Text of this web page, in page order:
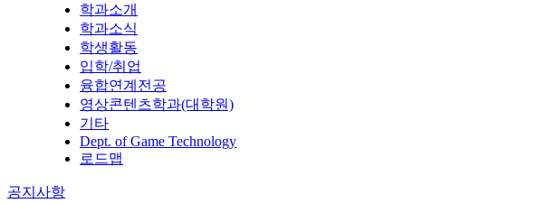
학과소개
학과소식
학생활동
입학/취업
융합연계전공
영상콘텐츠학과(대학원)
기타
Dept. of Game Technology
로드맵
공지사항